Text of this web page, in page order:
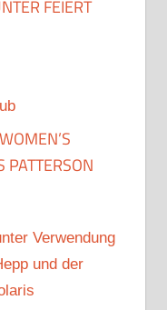
FEIERT
PATTERSON